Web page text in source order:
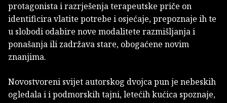
protagonista i razrješenja terapeutske priče on
identificira vlatite potrebe i osjećaje, prepoznaje ih te
u slobodi odabire nove modalitete razmišljanja i
ponašanja ili zadržava stare, obogaćene novim
znanjima.
Novostvoreni svijet autorskog dvojca pun je nebeskih
ogledala i i podmorskih tajni, letećih kućica spoznaje,